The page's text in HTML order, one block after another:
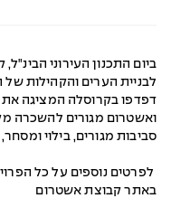
ביום התכנון העירוני
לבניית הערים והקהילות
דפדפו בקרוסלה המציגה
ואשטרום מגורים להשכרה
סביבות מגורים, בילוי
לפרטים נוספים על כל
באתר קבוצת אשטרום